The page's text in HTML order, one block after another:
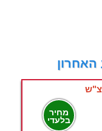
האחרון
מחיר
בלעדי